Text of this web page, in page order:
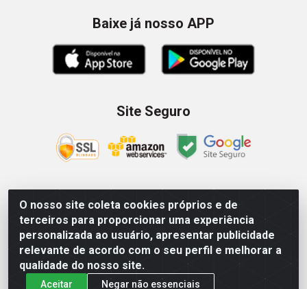
O nosso site coleta cookies próprios e de
terceiros para proporcionar uma experiência
personalizada ao usuário, apresentar publicidade
relevante de acordo com o seu perfil e melhorar a
qualidade do nosso site.
Aceitar Negar não essenciais
Baixe já nosso APP
Site Seguro
Zein Importação e Comércio LTDA - Av. Senador Queiróz, 274
- 12º e 13º andar - Centro, São Paulo/SP – CNPJ
09.023.754/0006-46